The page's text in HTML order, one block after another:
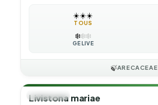
☀️☀️☀️
TOUS
❄️❄️❄️
GÉLIVE
🍃ARECACEAE
🌴PALMIER
Livistona mariae